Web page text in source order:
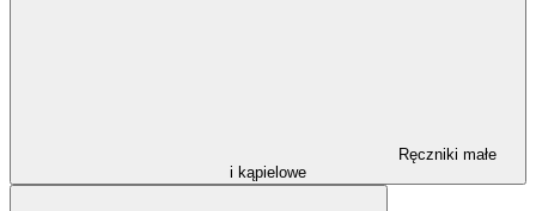
Ręczniki małe
i kąpielowe